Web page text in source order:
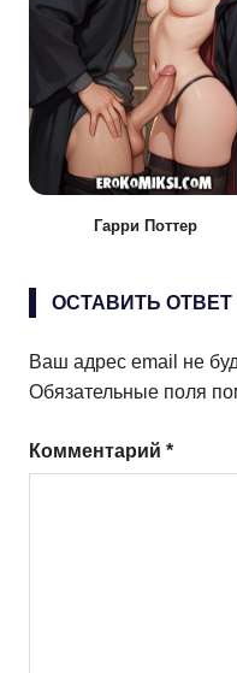
Гарри Поттер
ОСТАВИТЬ ОТВЕТ
Ваш адрес email не
Обязательные поля
Комментарий *